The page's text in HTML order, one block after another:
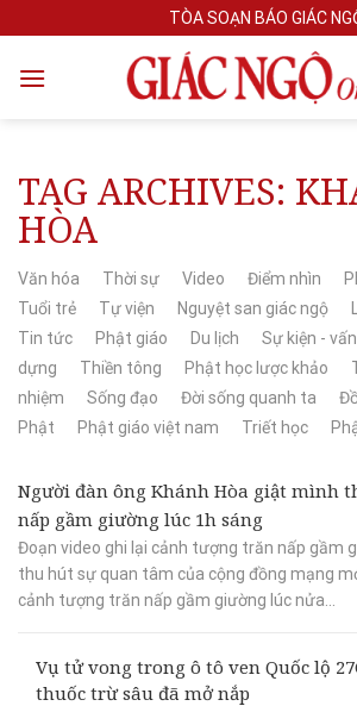
to
content
TÒA SOẠN BÁO GIÁC
TAG ARCHIVES:
HÒA
Văn hóa Thời sự Video Điểm nhìn
Tuổi trẻ
Tự viện Nguyệt san giác ngộ
Tin tức
Phật giáo Du lịch Sự kiện -
dựng
Thiền tông Phật học lược khảo
nhiệm
Sống đạo Đời sống quanh ta
Phật
Phật giáo việt nam Triết học
Người đàn ông Khánh Hòa giật mình
nấp gầm giường lúc 1h sáng
Đoạn video ghi lại cảnh tượng trăn nấp gầm
thu hút sự quan tâm của cộng đồng mạng
cảnh tượng trăn nấp gầm giường lúc nửa...
Vụ tử vong trong ô tô ven Quốc lộ
thuốc trừ sâu đã mở nắp